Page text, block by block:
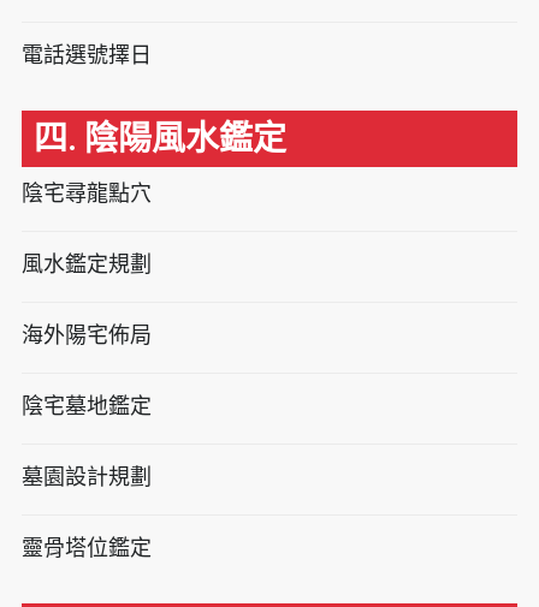
電話選號擇日
四. 陰陽風水鑑定
陰宅尋龍點穴
風水鑑定規劃
海外陽宅佈局
陰宅墓地鑑定
墓園設計規劃
靈骨塔位鑑定